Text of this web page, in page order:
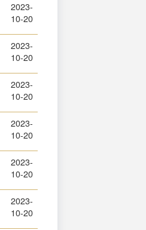
2023-
10-20
2023-
10-20
2023-
10-20
2023-
10-20
2023-
10-20
2023-
10-20